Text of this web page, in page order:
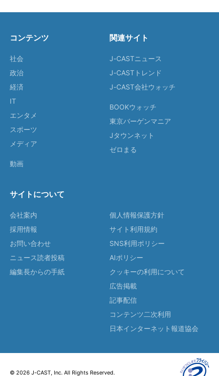
コンテンツ
社会
政治
経済
IT
エンタメ
スポーツ
メディア
動画
関連サイト
J-CASTニュース
J-CASTトレンド
J-CAST会社ウォッチ
BOOKウォッチ
東京バーゲンマニア
Jタウンネット
ゼロまる
サイトについて
会社案内
採用情報
お問い合わせ
ニュース読者投稿
編集長からの手紙
個人情報保護方針
サイト利用規約
SNS利用ポリシー
AIポリシー
クッキーの利用について
広告掲載
記事配信
コンテンツ二次利用
日本インターネット報道協会
© 2026 J-CAST, Inc. All Rights Reserved.